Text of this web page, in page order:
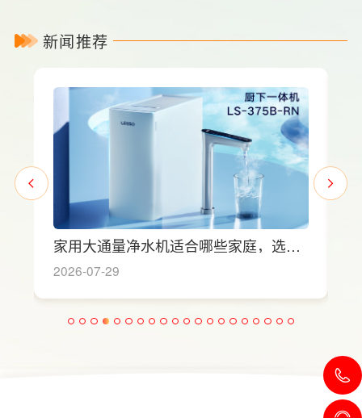
新闻推荐
家用大通量净水机适合哪些家庭，选购
时如何匹配用水场景吗？
2026-07-29